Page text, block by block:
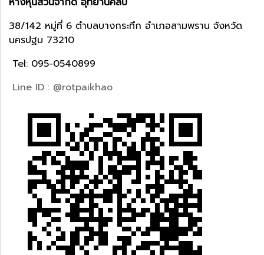
38/142 หมู่ที่ 6 ตำบลบางกระทึก อำเภอสามพราน จังหวัด
นครปฐม 73210
Tel: 095-0540899
Line ID : @rotpaikhao